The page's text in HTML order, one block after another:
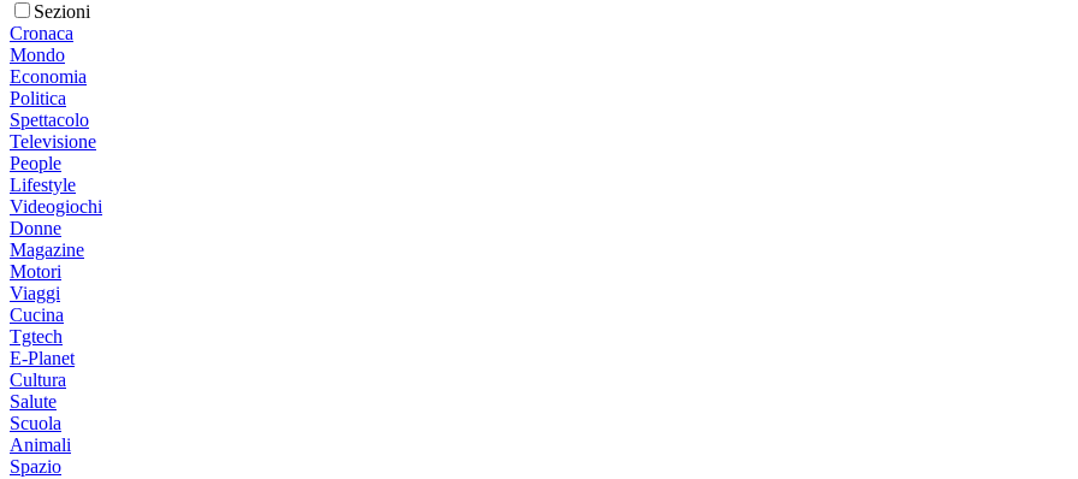
Sezioni
Cronaca
Mondo
Economia
Politica
Spettacolo
Televisione
People
Lifestyle
Videogiochi
Donne
Magazine
Motori
Viaggi
Cucina
Tgtech
E-Planet
Cultura
Salute
Scuola
Animali
Spazio